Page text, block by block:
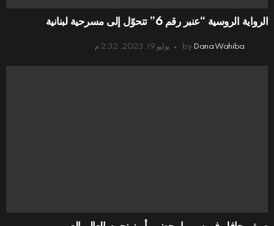
الرواية الروسية “عنبر رقم 6” تتحوّل إلى مسرحية لبنانية
by Dana Wahiba يوليو 19, 2023, 2:32 م